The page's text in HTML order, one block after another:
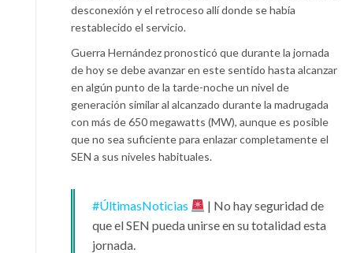
desconexión y el retroceso allí donde se había
restablecido el servicio.
Guerra Hernández pronosticó que durante la jornada
de hoy se debe avanzar en este sentido hasta alcanzar
en algún punto de la tarde-noche un nivel de
generación similar al alcanzado durante la madrugada
con más de 650 megawatts (MW), aunque es posible
que no sea suficiente para enlazar completamente el
SEN a sus niveles habituales.
#ÚltimasNoticias
| No hay seguridad de
que el SEN pueda unirse en su totalidad esta
jornada.